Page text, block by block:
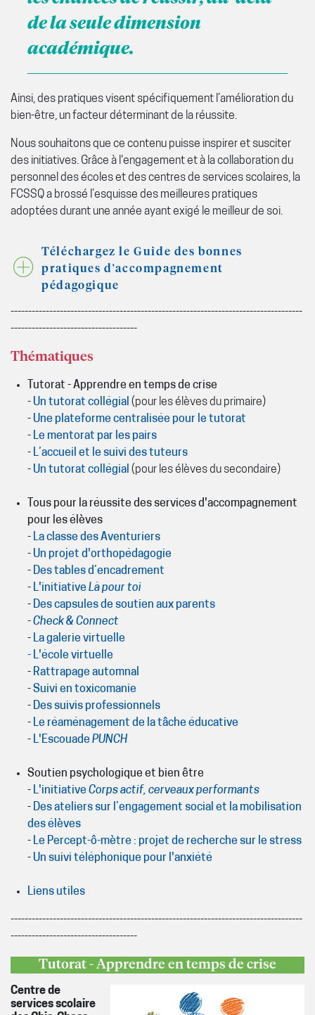
de la seule dimension
académique.
Ainsi, des pratiques visent spécifiquement l’amélioration du
bien-être, un facteur déterminant de la réussite.
Nous souhaitons que ce contenu puisse inspirer et susciter
des initiatives. Grâce à l'engagement et à la collaborationdu
personnel des écoles et des centres de services scolaires, la
FCSSQ a brossé l’esquisse des meilleures pratiques
adoptées durant une année ayant exigé le meilleur de soi.
Téléchargez le Guide des bonnes
pratiques d'accompagnement
pédagogique
-----------------------------------------------------------------------------------
------------------------------------
Thématiques
Tutorat - Apprendre en temps de crise
- Un tutorat collégial (pour les élèves du primaire)
- Une plateforme centralisée pour le tutorat
- Le mentorat par les pairs
- L’accueil et le suivi des tuteurs
- Un tutorat collégial (pour les élèves du secondaire)
Tous pour la réussite des services d'accompagnement
pour les élèves
- La classe des Aventuriers
- Un projet d'orthopédagogie
- Des tables d’encadrement
- L'initiative Là pour toi
- Des capsules de soutien aux parents
-Check & Connect
- La galerie virtuelle
- L'école virtuelle
- Rattrapage automnal
-Suivi en toxicomanie
- Des suivis professionnels
- Le réaménagement de la tâche éducative
- L'Escouade PUNCH
Soutien psychologique et bien être
- L'initiative Corps actif, cerveaux performants
- Des ateliers sur l’engagement social et la mobilisation
des élèves
- Le Percept-ô-mètre : projet de recherche sur le stress
- Un suivi téléphonique pour l'anxiété
Liens utiles
-----------------------------------------------------------------------------------
------------------------------------
Tutorat - Apprendre en temps de crise
Centre de
services scolaire